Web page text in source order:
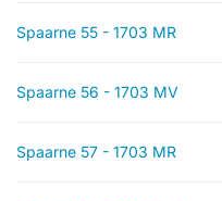
Spaarne 55 - 1703 MR
Spaarne 56 - 1703 MV
Spaarne 57 - 1703 MR